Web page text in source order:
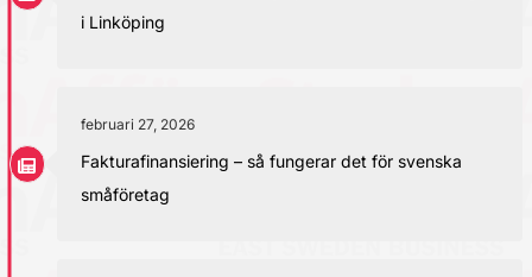
i Linköping
februari 27, 2026
Fakturafinansiering – så fungerar det för svenska
småföretag